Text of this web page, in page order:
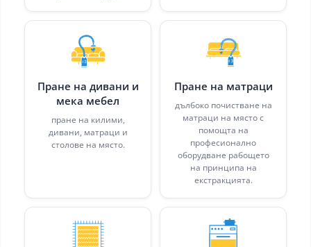
Пране на дивани и
мека мебел
пране на килими,
дивани, матраци и
столове на място.
Пране на матраци
дълбоко почистване на
матраци на място с
помощта на
професионално
оборудване рабощето
на принципа на
екстракцията.